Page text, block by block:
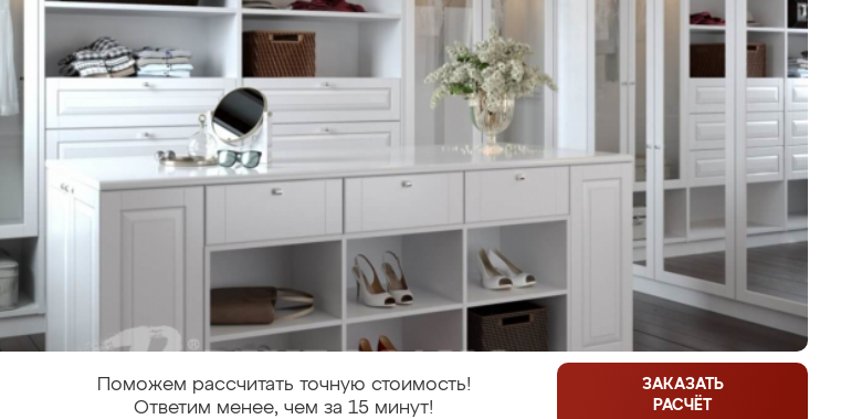
Поможем рассчитать точную стоимость!
Ответим менее, чем за 15 минут!
ЗАКАЗАТЬ
РАСЧЁТ